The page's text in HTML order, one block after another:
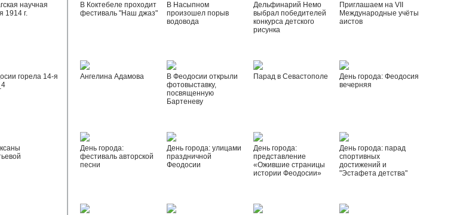
научная
1914 г.
горела 14-я
В Коктебеле проходит
фестиваль "Наш джаз"
В Насыпном
произошел порыв
водовода
Дельфинарий Немо
выбрал победителей
конкурса детского
рисунка
Приглашаем на VII
Международные учёты
аистов
Ангелина Адамова
В Феодосии открыли
фотовыставку,
посвященную
Бартеневу
Парад в Севастополе
День города: Феодосия
вечерняя
День города:
фестиваль авторской
песни
День города: улицами
праздничной
Феодосии
День города:
представление
«Ожившие страницы
истории Феодосии»
День города: парад
спортивных
достижений и
"Эстафета детства"